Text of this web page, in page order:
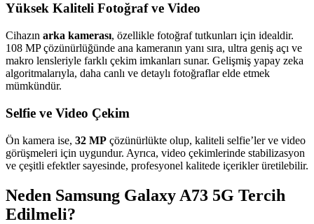
Yüksek Kaliteli Fotoğraf ve Video
Cihazın arka kamerası, özellikle fotoğraf tutkunları için idealdir.
108 MP çözünürlüğünde ana kameranın yanı sıra, ultra geniş açı ve
makro lensleriyle farklı çekim imkanları sunar. Gelişmiş yapay zeka
algoritmalarıyla, daha canlı ve detaylı fotoğraflar elde etmek
mümkündür.
Selfie ve Video Çekim
Ön kamera ise, 32 MP çözünürlükte olup, kaliteli selfie’ler ve video
görüşmeleri için uygundur. Ayrıca, video çekimlerinde stabilizasyon
ve çeşitli efektler sayesinde, profesyonel kalitede içerikler üretilebilir.
Neden Samsung Galaxy A73 5G Tercih
Edilmeli?